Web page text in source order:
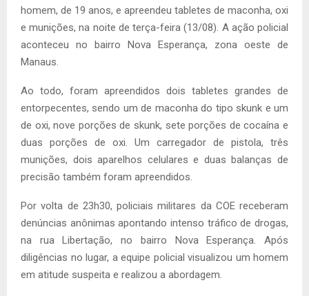
homem, de 19 anos, e apreendeu tabletes de maconha, oxi
e munições, na noite de terça-feira (13/08). A ação policial
aconteceu no bairro Nova Esperança, zona oeste de
Manaus.
Ao todo, foram apreendidos dois tabletes grandes de
entorpecentes, sendo um de maconha do tipo skunk e um
de oxi, nove porções de skunk, sete porções de cocaína e
duas porções de oxi. Um carregador de pistola, três
munições, dois aparelhos celulares e duas balanças de
precisão também foram apreendidos.
Por volta de 23h30, policiais militares da COE receberam
denúncias anônimas apontando intenso tráfico de drogas,
na rua Libertação, no bairro Nova Esperança. Após
diligências no lugar, a equipe policial visualizou um homem
em atitude suspeita e realizou a abordagem.